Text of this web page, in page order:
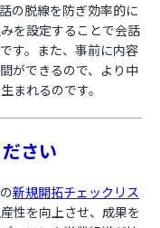
の脱線を防ぎ効率的に
を設定することで会話
す。また、事前に内容
ができるので、より中
まれるのです。
さい
新規開拓チェックリス
性を向上させ、成果を